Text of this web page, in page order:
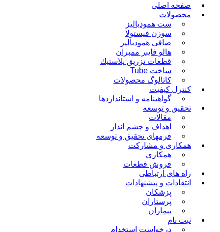
صفحه اصلی
محصولات
ست همودیالیز
سوزن فیستولا
صافی همودیالیز
هالو فایبر ممبران
قطعات تزريق پلاستيك
ساخت Tube
کاتالوگ محصولات
کنترل کیفیت
گواهينامه و استانداردها
تحقيق و توسعه
مقالات
اهداف و چشم انداز
فرمهای تحقیق و توسعه
همکاری و مشارکت
همکاری
فروش قطعات
راه های ارتباطی
انتقادات و پيشنهادات
پزشكان
پرستاران
بيماران
ثبت نام
درخواست استخدام